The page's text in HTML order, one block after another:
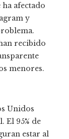
afectado
y
recibido
menores.
Unidos
El 95% de
estar al